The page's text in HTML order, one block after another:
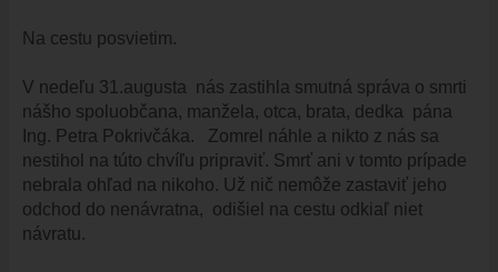
PETÍCIE
PROTIPOŽIARNA OCHRANA
ZVEREJNENIE VYDANÝCH POVOLENÍ NA ROZKOPÁVKY
ROZVOJOVÉ LOKALITY
EURÓPSKE FONDY
Na cestu posvietim.
V nedeľu 31.augusta nás zastihla smutná správa o smrti
nášho spoluobčana, manžela, otca, brata, dedka pána
Ing. Petra Pokrivčáka. Zomrel náhle a nikto z nás sa
nestihol na túto chvíľu pripraviť. Smrť ani v tomto prípade
nebrala ohľad na nikoho. Už nič nemôže zastaviť jeho
odchod do nenávratna, odišiel na cestu odkiaľ niet
návratu.